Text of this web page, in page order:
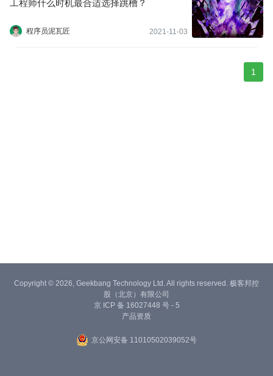
工程师什么时机最合适选择跳槽？
程序员泥瓦匠 2021-11-03
1
Copyright © 2026, Geekbang Technology Ltd. All rights reserved. 极客邦控
股（北京）有限公司
京 ICP 备 16027448 号 - 5
产品资质
京公网安备 11010502039052号